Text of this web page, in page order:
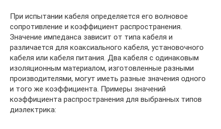
При испытании кабеля определяется его волновое
сопротивление и коэффициент распространения.
Значение импеданса зависит от типа кабеля и
различается для коаксиального кабеля, установочного
кабеля или кабеля питания. Два кабеля с одинаковым
изоляционным материалом, изготовленные разными
производителями, могут иметь разные значения одного
и того же коэффициента. Примеры значений
коэффициента распространения для выбранных типов
диэлектрика: